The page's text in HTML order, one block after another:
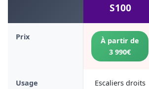
S100
Prix
À partir de
3 990€
Usage
Escaliers droits